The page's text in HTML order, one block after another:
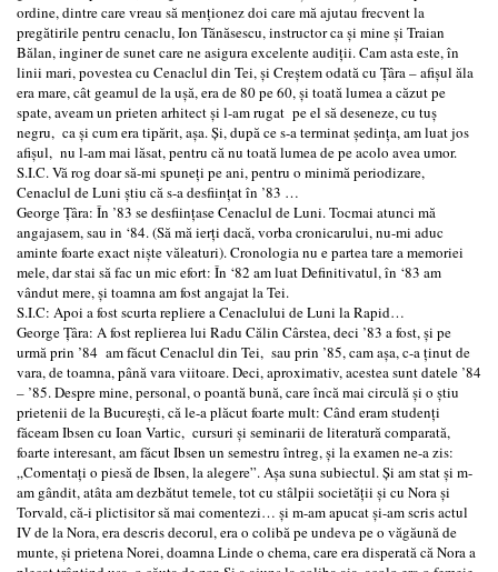
ordine, dintre care vreau să menţionez doi care mă ajutau frecvent la
pregătirile pentru cenaclu, Ion Tănăsescu, instructor ca şi mine şi Traian
Bălan, inginer de sunet care ne asigura excelente audiţii. Cam asta este, în
linii mari, povestea cu Cenaclul din Tei, şi Creştem odată cu Ţâra – afişul ăla
era mare, cât geamul de la uşă, era de 80 pe 60, şi toată lumea a căzut pe
spate, aveam un prieten arhitect şi l-am rugat pe el să deseneze, cu tuş
negru, ca şi cum era tipărit, aşa. Şi, după ce s-a terminat şedinţa, am luat jos
afișul, nu l-am mai lăsat, pentru că nu toată lumea de pe acolo avea umor.
S.I.C. Vă rog doar să-mi spuneţi pe ani, pentru o minimă periodizare,
Cenaclul de Luni ştiu că s-a desfiinţat în ’83 …
George Ţâra: În ’83 se desfiinţase Cenaclul de Luni. Tocmai atunci mă
angajasem, sau in ‘84. (Să mă ierţi dacă, vorba cronicarului, nu-mi aduc
aminte foarte exact nişte văleaturi). Cronologia nu e partea tare a memoriei
mele, dar stai să fac un mic efort: În ‘82 am luat Definitivatul, în ‘83 am
vândut mere, şi toamna am fost angajat la Tei.
S.I.C: Apoi a fost scurta repliere a Cenaclului de Luni la Rapid…
George Ţâra: A fost replierea lui Radu Călin Cârstea, deci ’83 a fost, şi pe
urmă prin ’84 am făcut Cenaclul din Tei, sau prin ’85, cam aşa, c-a ţinut de
vara, de toamna, până vara viitoare. Deci, aproximativ, acestea sunt datele ’84
– ’85. Despre mine, personal, o poantă bună, care încă mai circulă şi o ştiu
prietenii de la Bucureşti, că le-a plăcut foarte mult: Când eram studenţi
făceam Ibsen cu Ioan Vartic, cursuri şi seminarii de literatură comparată,
foarte interesant, am făcut Ibsen un semestru întreg, şi la examen ne-a zis:
„Comentaţi o piesă de Ibsen, la alegere”. Aşa suna subiectul. Şi am stat şi m-
am gândit, atâta am dezbătut temele, tot cu stâlpii societăţii şi cu Nora şi
Torvald, că-i plictisitor să mai comentezi… şi m-am apucat şi-am scris actul
IV de la Nora, era descris decorul, era o colibă pe undeva pe o văgăună de
munte, şi prietena Norei, doamna Linde o chema, care era disperată că Nora a